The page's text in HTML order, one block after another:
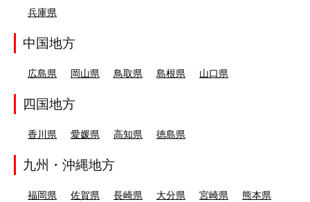
兵庫県
中国地方
広島県 岡山県 鳥取県 島根県 山口県
四国地方
香川県 愛媛県 高知県 徳島県
九州・沖縄地方
福岡県 佐賀県 長崎県 大分県 宮崎県 熊本県